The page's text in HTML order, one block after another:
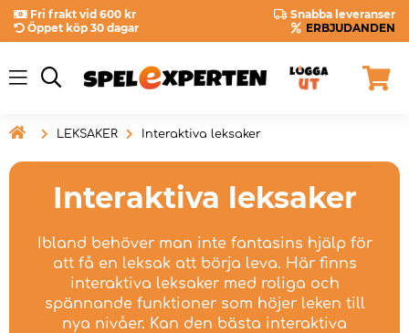
Fri frakt vid 600 kr
Snabba leveranser
Öppet köp 30 dagar
ERBJUDANDEN
 LEKSAKER Interaktiva leksaker
Interaktiva leksaker
Ibland behöver man inte fantasins hjälp för
att få en leksak att börja leva. Här finns
interaktiva leksaker med roliga och
spännande funktioner som höjer leken till
nya nivåer. Kan den bästa interaktiva